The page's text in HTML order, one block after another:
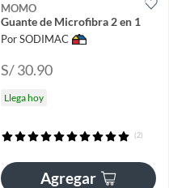
MOMO
Guante de Microfibra 2 en 1
Por SODIMAC
S/ 30.90
Llega hoy
(2)
Agregar